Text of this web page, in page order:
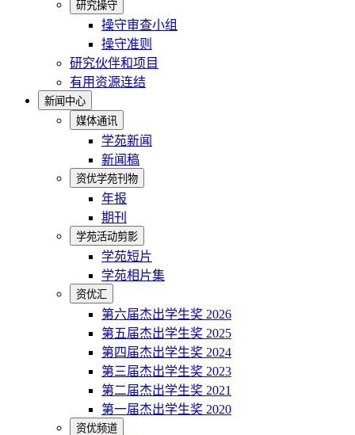
研究操守
操守审查小组
操守准则
研究伙伴和项目
有用资源连结
新闻中心
媒体通讯
学苑新闻
新闻稿
资优学苑刊物
年报
期刊
学苑活动剪影
学苑短片
学苑相片集
资优汇
第六届杰出学生奖 2026
第五届杰出学生奖 2025
第四届杰出学生奖 2024
第三届杰出学生奖 2023
第二届杰出学生奖 2021
第一届杰出学生奖 2020
资优频道